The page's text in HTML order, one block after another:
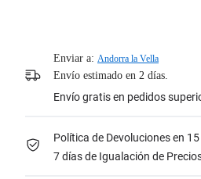
Enviar a: Andorra la Vella
Envío estimado en 2 días.
Envío gratis en pedidos
Política de Devoluciones en
7 días de Igualación de